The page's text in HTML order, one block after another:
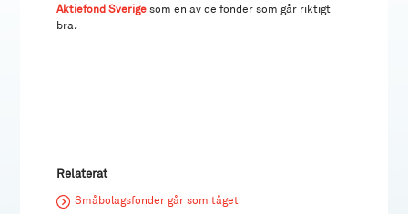
Aktiefond Sverigesom en av de fonder som går riktigt
bra.
Relaterat
Småbolagsfonder går som tåget